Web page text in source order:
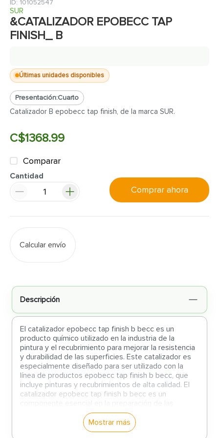
: 101052547
SUR
&CATALIZADOR EPOBECC TAP
FINISH_ B
Últimas unidades disponibles
Presentación:Cuarto
Catalizador B epobecc tap finish, de la marca SUR.
C$1368.99
Comparar
Cantidad
Comprar ahora
Calcular envío
Descripción
El catalizador epobecc tap finish b becc es un
producto químico utilizado en la industria de la
pintura y el recubrimiento para mejorar la resistencia
y durabilidad de las superficies. Este catalizador es
especialmente diseñado para ser utilizado con la
línea de productos epobecc tap finish b becc, que
incluye pinturas y recubrimientos de alta calidad. El
catalizador epobecc tap finish b becc es un
pinturas y recubrimientos, ya que ayuda a acelerar el
proceso de curado y a mejorar la adherencia y la
resistencia a la abrasión y a los productos químicos.
Mostrar más
8.
inodoro